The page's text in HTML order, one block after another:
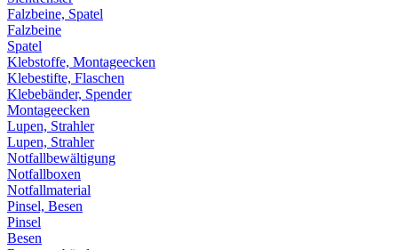
Falzbeine, Spatel
Falzbeine
Spatel
Klebstoffe, Montageecken
Klebestifte, Flaschen
Klebebänder, Spender
Montageecken
Lupen, Strahler
Lupen, Strahler
Notfallbewältigung
Notfallboxen
Notfallmaterial
Pinsel, Besen
Pinsel
Besen